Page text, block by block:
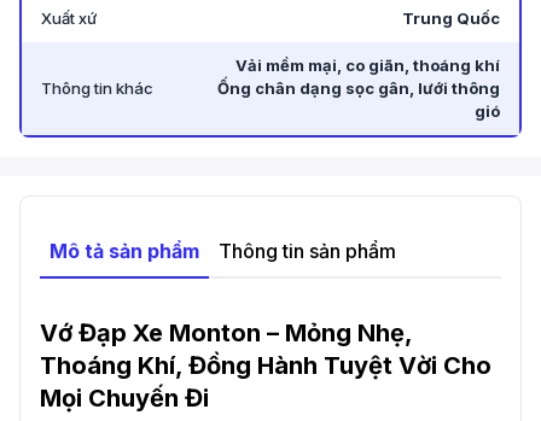
Xuất xứ Trung Quốc
Thông tin khác
Vải mềm mại, co giãn, thoáng khí
Ống chân dạng sọc gân, lưới thông
gió
Mô tả sản phẩm Thông tin sản phẩm
Vớ Đạp Xe Monton – Mỏng Nhẹ,
Thoáng Khí, Đồng Hành Tuyệt Vời Cho
Mọi Chuyến Đi